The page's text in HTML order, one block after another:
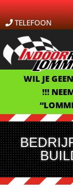
TELEFOON
WIL JE
!!!